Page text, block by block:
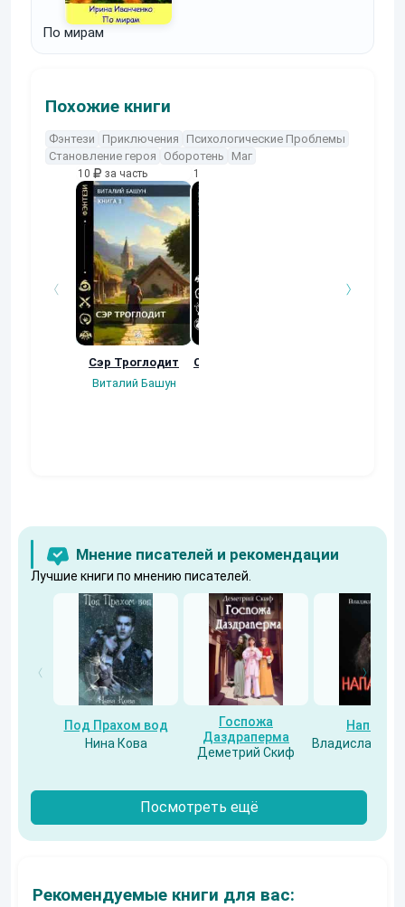
По мирам
Похожие книги
Фэнтези Приключения
Психологические Проблемы
Становление героя
Оборотень Маг
10 за часть
Сэр Троглодит
Виталий Башун
10
Осколки прошлого
Мнение писателей и рекомендации
Лучшие книги по мнению писателей.
Под Прахом вод
Нина Кова
Госпожа
Даздраперма
Деметрий Скиф
Напарник
Владислав
Посмотреть ещё
Рекомендуемые книги для вас: